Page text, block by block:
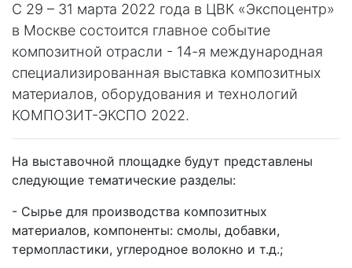
С 29 – 31 марта 2022 года в ЦВК «Экспоцентр»
в Москве состоится главное событие
композитной отрасли - 14-я международная
специализированная выставка композитных
материалов, оборудования и технологий
КОМПОЗИТ-ЭКСПО 2022.
На выставочной площадке будут представлены
следующие тематические разделы:
- Сырье для производства композитных
материалов, компоненты: смолы, добавки,
термопластики, углеродное волокно и т.д.;